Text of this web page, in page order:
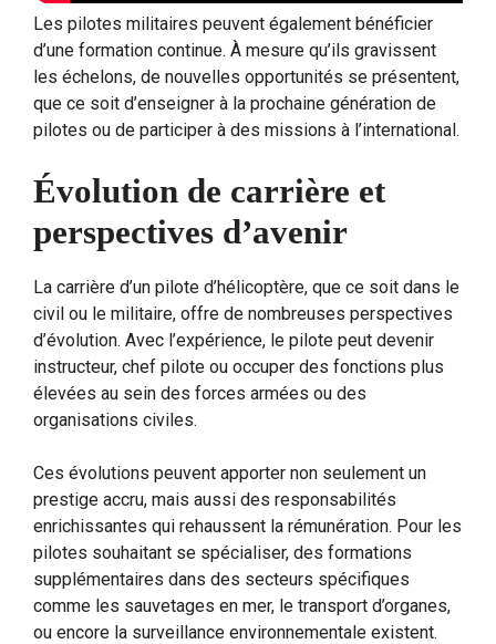
Les pilotes militaires peuvent également bénéficier
d’une formation continue. À mesure qu’ils gravissent
les échelons, de nouvelles opportunités se présentent,
que ce soit d’enseigner à la prochaine génération de
pilotes ou de participer à des missions à l’international.
Évolution de carrière et
perspectives d’avenir
La carrière d’un pilote d’hélicoptère, que ce soit dans le
civil ou le militaire, offre de nombreuses perspectives
d’évolution. Avec l’expérience, le pilote peut devenir
instructeur, chef pilote ou occuper des fonctions plus
élevées au sein des forces armées ou des
organisations civiles.
Ces évolutions peuvent apporter non seulement un
prestige accru, mais aussi des responsabilités
enrichissantes qui rehaussent la rémunération. Pour les
pilotes souhaitant se spécialiser, des formations
supplémentaires dans des secteurs spécifiques
comme les sauvetages en mer, le transport d’organes,
ou encore la surveillance environnementale existent.